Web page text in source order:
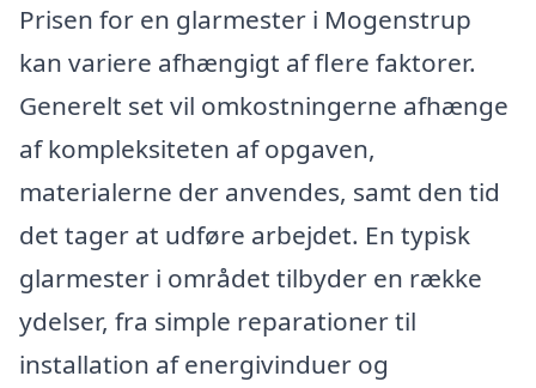
Prisen for en glarmester i Mogenstrup
kan variere afhængigt af flere faktorer.
Generelt set vil omkostningerne afhænge
af kompleksiteten af opgaven,
materialerne der anvendes, samt den tid
det tager at udføre arbejdet. En typisk
glarmester i området tilbyder en række
ydelser, fra simple reparationer til
installation af energivinduer og